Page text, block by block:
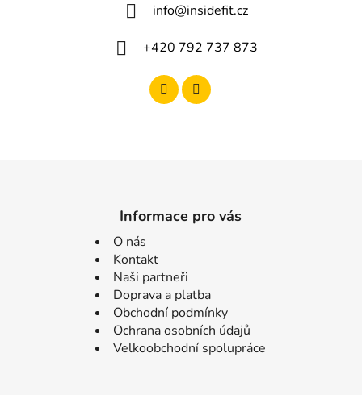
info@insidefit.cz
+420 792 737 873
Informace pro vás
O nás
Kontakt
Naši partneři
Doprava a platba
Obchodní podmínky
Ochrana osobních údajů
Velkoobchodní spolupráce